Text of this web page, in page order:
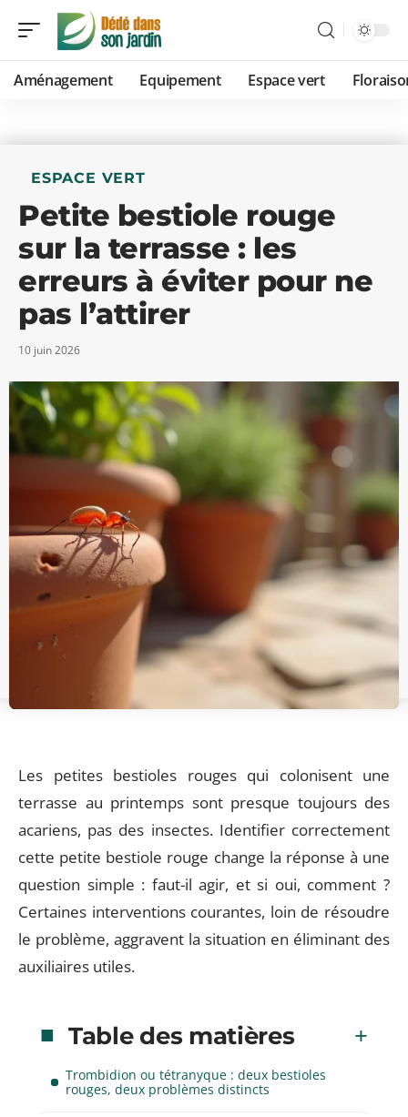
Aménagement Equipement Espace vert
ESPACE VERT
Petite bestiole rouge
sur la terrasse : les
erreurs à éviter pour ne
pas l’attirer
10 juin 2026
Les petites bestioles rouges qui colonisent une
terrasse au printemps sont presque toujours des
acariens, pas des insectes. Identifier correctement
cette petite bestiole rouge change la réponse à une
question simple : faut-il agir, et si oui, comment ?
Certaines interventions courantes, loin de résoudre
le problème, aggravent la situation en éliminant des
auxiliaires utiles.
Table des matières
Trombidion ou tétranyque : deux bestioles
rouges, deux problèmes distincts